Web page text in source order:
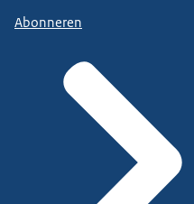
Abonneren